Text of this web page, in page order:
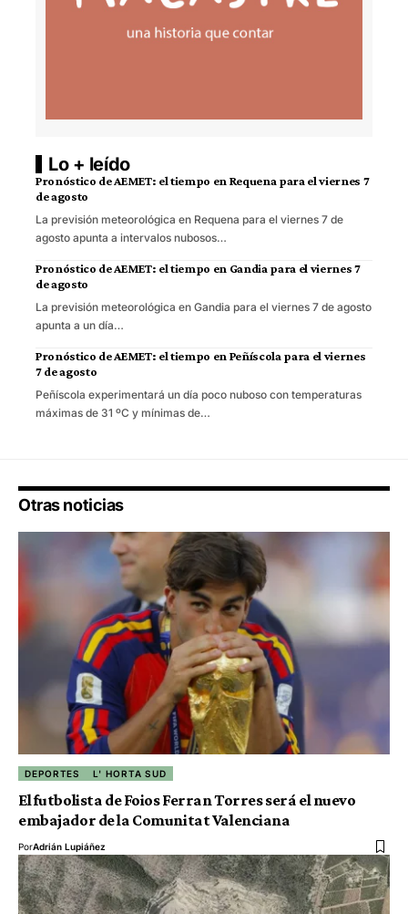
Lo + leído
Pronóstico de AEMET: el tiempo en Requena para el viernes 7
de agosto
La previsión meteorológica en Requena para el viernes 7 de
agosto apunta a intervalos nubosos…
Pronóstico de AEMET: el tiempo en Gandia para el viernes 7
de agosto
La previsión meteorológica en Gandia para el viernes 7 de agosto
apunta a un día…
Pronóstico de AEMET: el tiempo en Peñíscola para el viernes
7 de agosto
Peñíscola experimentará un día poco nuboso con temperaturas
máximas de 31 ºC y mínimas de…
Otras noticias
DEPORTES L' HORTA SUD
El futbolista de Foios Ferran Torres será el nuevo
embajador de la Comunitat Valenciana
PorAdrián Lupiáñez